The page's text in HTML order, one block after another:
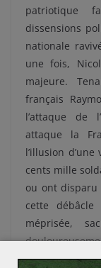
patriotique
dissensions
nationale
une fois,
majeure.
français
l’attaque de
attaque la
l’illusion
cents mille
ou ont disparu
cette
méprisée,
L’Allemagne,